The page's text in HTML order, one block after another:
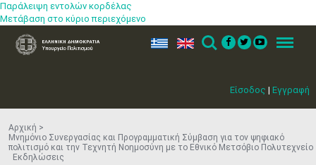
Παράλειψη εντολών κορδέλας
Μετάβαση στο κύριο περιεχόμενο
Είσοδος | Εγγραφή
ελ en Search Menu
Αρχική
Μνημόνιο Συνεργασίας και Προγραμματική Σύμβαση για τον ψηφιακό
πολιτισμό και την Τεχνητή Νοημοσύνη με το Εθνικό Μετσόβιο Πολυτεχνείο
Εκδηλώσεις